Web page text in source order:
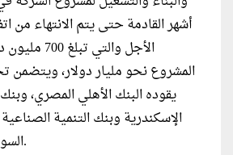
أشهر القادمة حتى يتم الانتهاء من
الأجل والتي
المشروع نحو مليار دولار، ويتضمن
يقوده البنك الأهلي المصري،
الإسكندرية وبنك التنمية
السويس والبنك المتحد.